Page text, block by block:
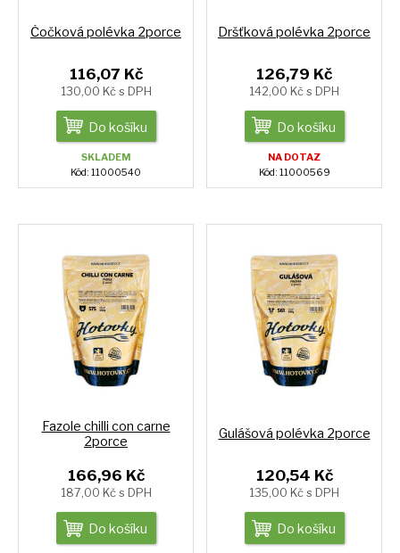
Čočková polévka 2porce
116,07 Kč
130,00 Kč s DPH
Do košíku
SKLADEM
Kód: 11000540
Dršťková polévka 2porce
126,79 Kč
142,00 Kč s DPH
Do košíku
NA DOTAZ
Kód: 11000569
Fazole chilli con carne
2porce
166,96 Kč
187,00 Kč s DPH
Do košíku
Gulášová polévka 2porce
120,54 Kč
135,00 Kč s DPH
Do košíku